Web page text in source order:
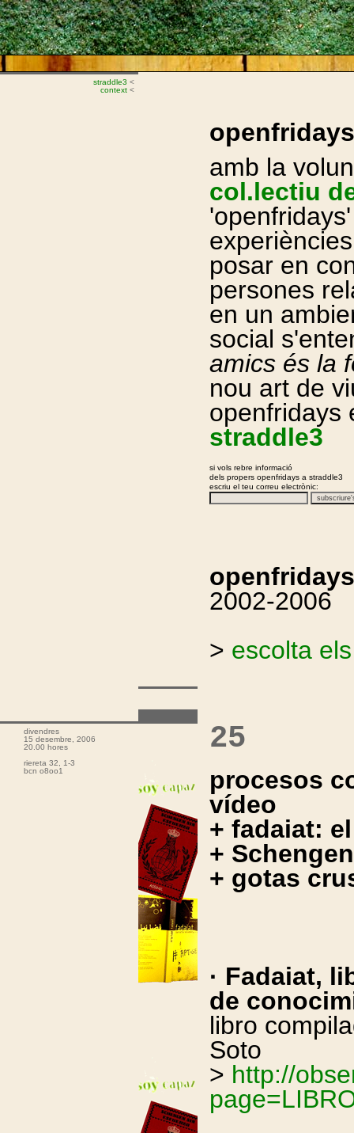
straddle3 <
context <
openfridays
amb la
col.lectiu
posar en
persones
en un
social
amics és la
nou art de
openfridays
straddle3
si vols rebre informació
dels propers openfridays a straddle3
escriu el teu correu electrònic:
2002-2006
> escolta
divendres
15 desembre, 2006
20.00 hores
riereta 32, 1-3
bcn o8oo1
25
procesos
vídeo
+ fadaiat:
+
+ gotas
· Fadaiat,
de
libro
Soto
> http://